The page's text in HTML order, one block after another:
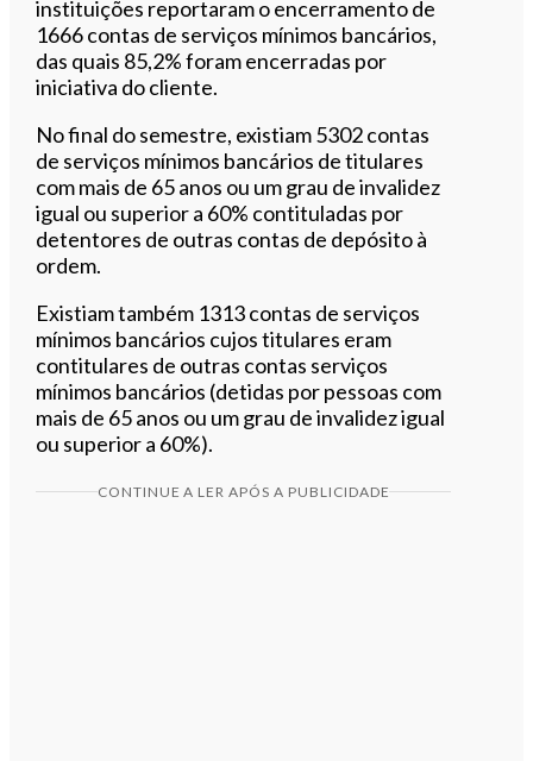
instituições reportaram o encerramento de
1666 contas de serviços mínimos bancários,
das quais 85,2% foram encerradas por
iniciativa do cliente.
No final do semestre, existiam 5302 contas
de serviços mínimos bancários de titulares
com mais de 65 anos ou um grau de invalidez
igual ou superior a 60% contituladas por
detentores de outras contas de depósito à
ordem.
Existiam também 1313 contas de serviços
mínimos bancários cujos titulares eram
contitulares de outras contas serviços
mínimos bancários (detidas por pessoas com
mais de 65 anos ou um grau de invalidez igual
ou superior a 60%).
CONTINUE A LER APÓS A PUBLICIDADE